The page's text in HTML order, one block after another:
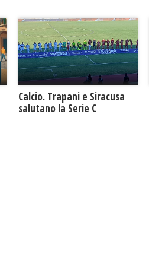
Calcio. Trapani e Siracusa
salutano la Serie C